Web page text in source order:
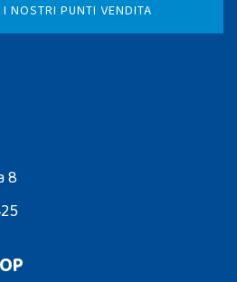
NOSTRI PUNTI VENDITA
8